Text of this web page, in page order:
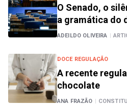
O Senado, o
a gramática do
ADEILDO OLIVEIRA |
DOCE REGULAÇÃO
A recente
chocolate
ANA FRAZÃO |